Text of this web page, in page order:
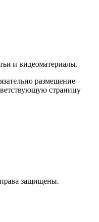
и видеоматериалы.
размещение
страницу
защищены.